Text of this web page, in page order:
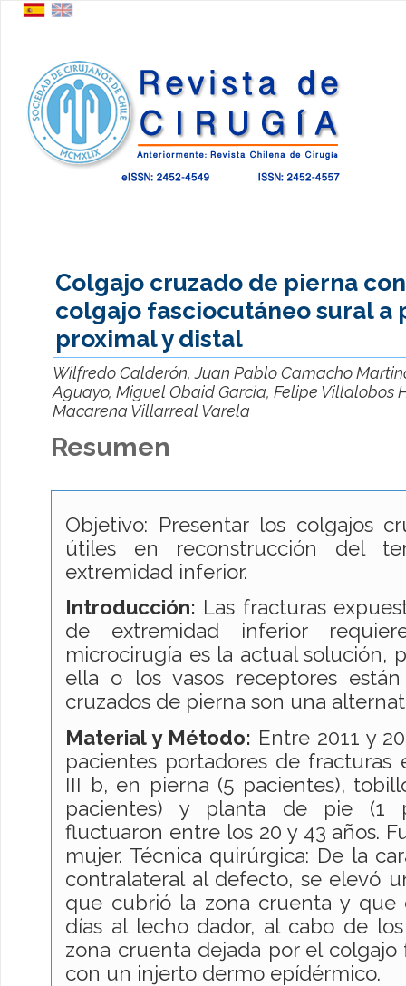
Colgajo cruzado de pierna
colgajo fasciocutáneo sural a
proximal y distal
Wilfredo Calderón, Juan Pablo Camacho
Aguayo, Miguel Obaid Garcia, Felipe Villalobos
Macarena Villarreal Varela
Resumen
Objetivo: Presentar los colgajos
útiles en reconstrucción del
extremidad inferior.
Introducción: Las fracturas
de extremidad inferior
microcirugía es la actual solución,
ella o los vasos receptores
cruzados de pierna son una
Material y Método: Entre 2011 y
pacientes portadores de fracturas
III b, en pierna (5 pacientes),
pacientes) y planta de pie (1
fluctuaron entre los 20 y 43 años.
mujer. Técnica quirúrgica: De la
contralateral al defecto, se elevó
que cubrió la zona cruenta y que
días al lecho dador, al cabo de
zona cruenta dejada por el
con un injerto dermo epídérmico.